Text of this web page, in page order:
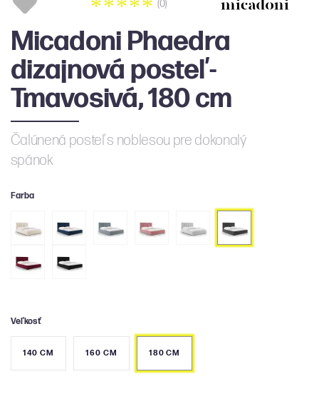
(0)
Micadoni Phaedra
dizajnová posteľ -
Tmavosivá, 180 cm
Čalúnená posteľ s noblesou pre dokonalý
spánok
Farba
Veľkosť
140 CM 160 CM 180 CM